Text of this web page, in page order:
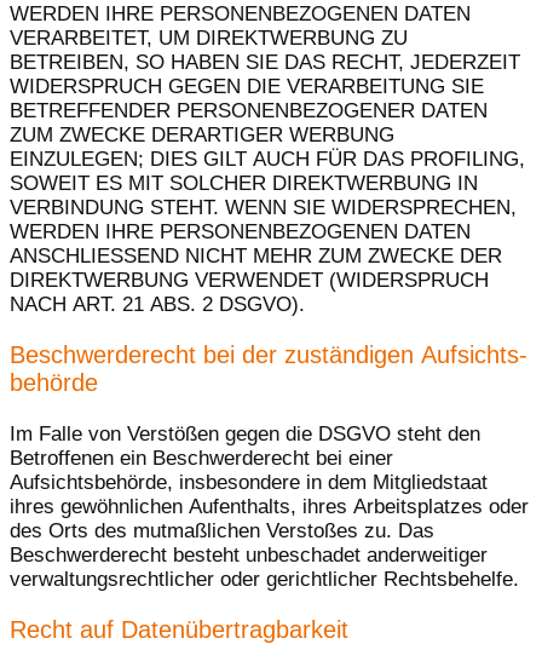
WERDEN IHRE PERSONENBEZOGENEN DATEN
VERARBEITET, UM DIREKTWERBUNG ZU
BETREIBEN, SO HABEN SIE DAS RECHT, JEDERZEIT
WIDERSPRUCH GEGEN DIE VERARBEITUNG SIE
BETREFFENDER PERSONENBEZOGENER DATEN
ZUM ZWECKE DERARTIGER WERBUNG
EINZULEGEN; DIES GILT AUCH FÜR DAS PROFILING,
SOWEIT ES MIT SOLCHER DIREKTWERBUNG IN
VERBINDUNG STEHT. WENN SIE WIDERSPRECHEN,
WERDEN IHRE PERSONENBEZOGENEN DATEN
ANSCHLIESSEND NICHT MEHR ZUM ZWECKE DER
DIREKTWERBUNG VERWENDET (WIDERSPRUCH
NACH ART. 21 ABS. 2 DSGVO).
Beschwerde­recht bei der zuständigen Aufsichts­
behörde
Im Falle von Verstößen gegen die DSGVO steht den
Betroffenen ein Beschwerderecht bei einer
Aufsichtsbehörde, insbesondere in dem Mitgliedstaat
ihres gewöhnlichen Aufenthalts, ihres Arbeitsplatzes oder
des Orts des mutmaßlichen Verstoßes zu. Das
Beschwerderecht besteht unbeschadet anderweitiger
verwaltungsrechtlicher oder gerichtlicher Rechtsbehelfe.
Recht auf Daten­übertrag­barkeit